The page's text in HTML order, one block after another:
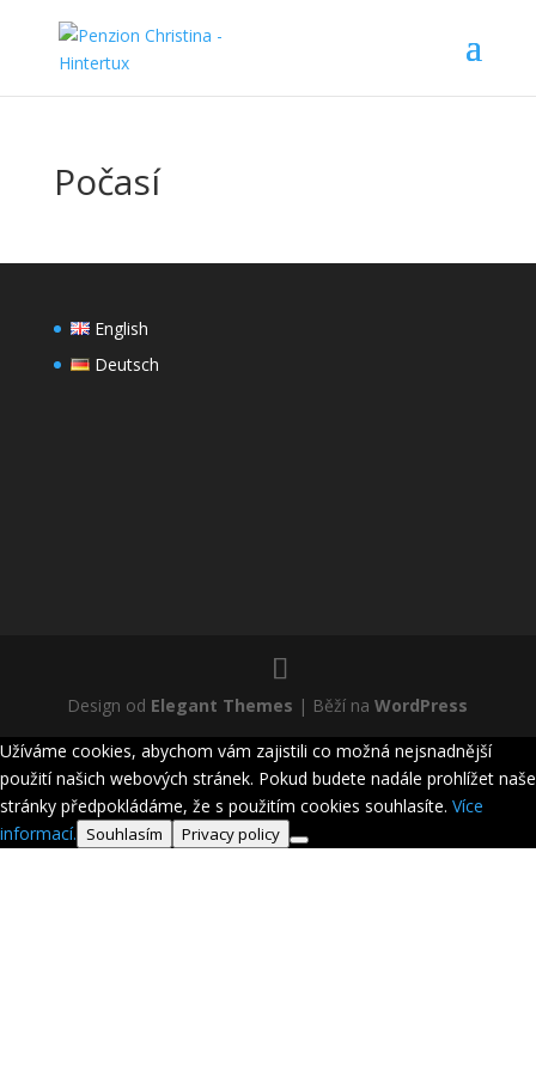
Počasí
English
Deutsch
Design od Elegant Themes | Běží naWordPress
Užíváme cookies, abychom vám zajistili co možná nejsnadnější
použití našich webových stránek. Pokud budete nadále prohlížet naše
stránky předpokládáme, že s použitím cookies souhlasíte. Více
informací. Souhlasím Privacy policy